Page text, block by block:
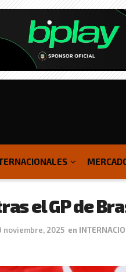
el GP de
noviembre, 2025 en